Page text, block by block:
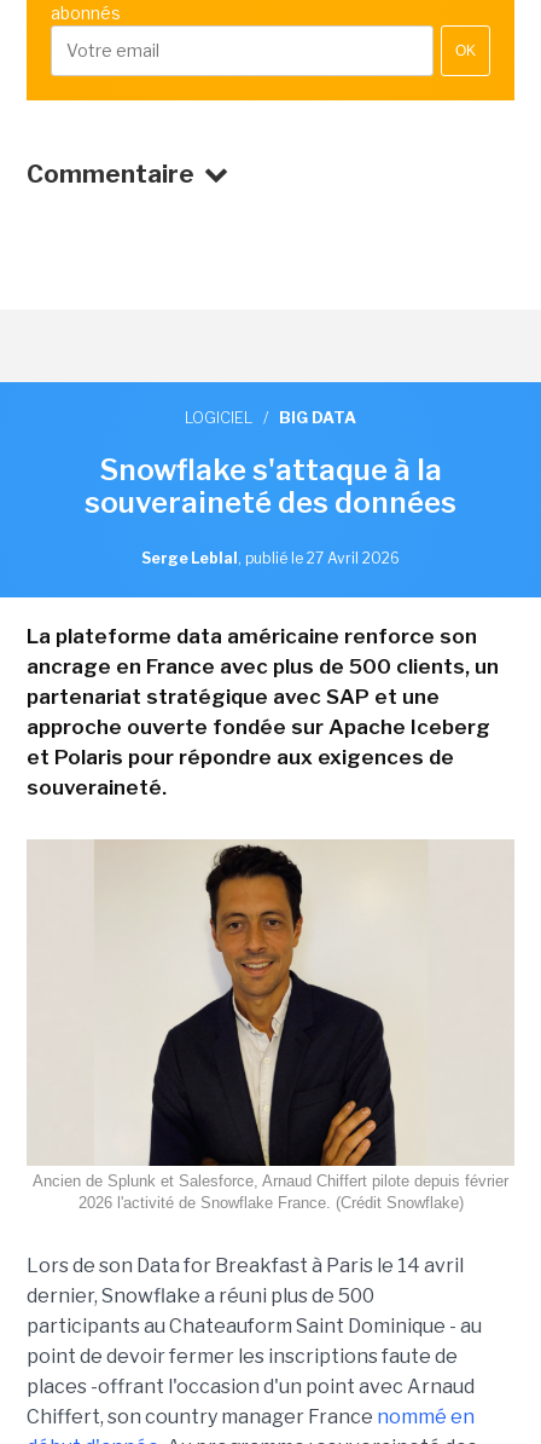
abonnés
OK
Commentaire
LOGICIEL / BIG DATA
Snowflake s'attaque à la
souveraineté des données
Serge Leblal , publié le 27 Avril 2026
La plateforme data américaine renforce son
ancrage en France avec plus de 500 clients, un
partenariat stratégique avec SAP et une
approche ouverte fondée sur Apache Iceberg
et Polaris pour répondre aux exigences de
souveraineté.
Ancien de Splunk et Salesforce, Arnaud Chiffert pilote depuis février
2026 l'activité de Snowflake France. (Crédit Snowflake)
Lors de son Data for Breakfast à Paris le 14 avril
dernier, Snowflake a réuni plus de 500
participants au Chateauform Saint Dominique - au
point de devoir fermer les inscriptions faute de
places -offrant l'occasion d'un point avec Arnaud
Chiffert, son country manager France nommé en